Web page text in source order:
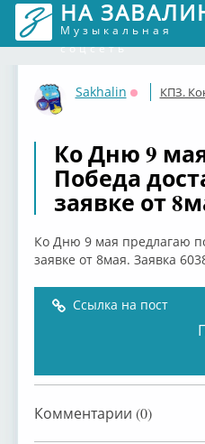
НА
Музыкальная
соцсеть
Sakhalin
Оффлайн
КПЗ.
Ко Дню 9
Победа
заявке от
Ко Дню 9 мая предлагаю
заявке от 8мая. Заявка
Ссылка на пост
Комментарии (0)